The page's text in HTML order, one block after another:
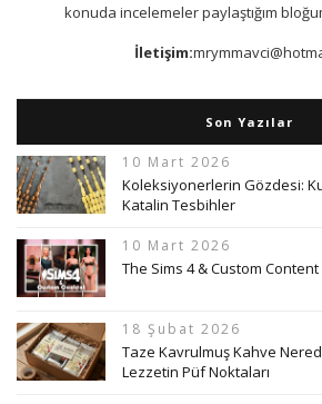
konuda incelemeler paylaştığım
İletişim:
Son Yazılar
10 Mart 2026
Koleksiyonerlerin Gözdesi:
Katalin Tesbihler
10 Mart 2026
The Sims 4 & Custom Content
18 Şubat 2026
Taze Kavrulmuş Kahve
Lezzetin Püf Noktaları